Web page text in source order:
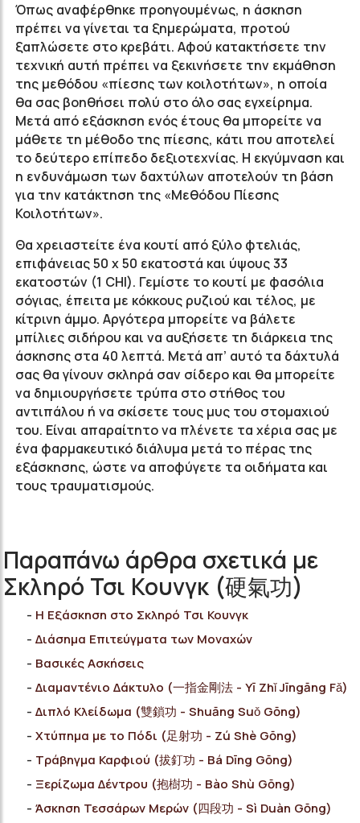
Όπως αναφέρθηκε προηγουμένως, η άσκηση
πρέπει να γίνεται τα ξημερώματα, προτού
ξαπλώσετε στο κρεβάτι. Αφού κατακτήσετε την
τεχνική αυτή πρέπει να ξεκινήσετε την εκμάθηση
της μεθόδου «πίεσης των κοιλοτήτων», η οποία
θα σας βοηθήσει πολύ στο όλο σας εγχείρημα.
Μετά από εξάσκηση ενός έτους θα μπορείτε να
μάθετε τη μέθοδο της πίεσης, κάτι που αποτελεί
το δεύτερο επίπεδο δεξιοτεχνίας. Η εκγύμναση και
η ενδυνάμωση των δαχτύλων αποτελούν τη βάση
για την κατάκτηση της «Μεθόδου Πίεσης
Κοιλοτήτων».
Θα χρειαστείτε ένα κουτί από ξύλο φτελιάς,
επιφάνειας 50 x 50 εκατοστά και ύψους 33
εκατοστών (1 CHI). Γεμίστε το κουτί με φασόλια
σόγιας, έπειτα με κόκκους ρυζιού και τέλος, με
κίτρινη άμμο. Αργότερα μπορείτε να βάλετε
μπίλιες σιδήρου και να αυξήσετε τη διάρκεια της
άσκησης στα 40 λεπτά. Μετά απ’ αυτό τα δάχτυλά
σας θα γίνουν σκληρά σαν σίδερο και θα μπορείτε
να δημιουργήσετε τρύπα στο στήθος του
αντιπάλου ή να σκίσετε τους μυς του στομαχιού
του. Είναι απαραίτητο να πλένετε τα χέρια σας με
ένα φαρμακευτικό διάλυμα μετά το πέρας της
εξάσκησης, ώστε να αποφύγετε τα οιδήματα και
τους τραυματισμούς.
Παραπάνω άρθρα σχετικά με
Σκληρό Τσι Κουνγκ (硬氣功)
Η Εξάσκηση στο Σκληρό Τσι Κουνγκ
Διάσημα Επιτεύγματα των Μοναχών
Bασικές Ασκήσεις
Διαμαντένιο Δάκτυλο (一指金剛法 - Yī Zhǐ Jīngāng Fǎ)
Διπλό Κλείδωμα (雙鎖功 - Shuāng Suǒ Gōng)
Χτύπημα με το Πόδι (足射功 - Zú Shè Gōng)
Τράβηγμα Καρφιού (拔釘功 - Bá Dīng Gōng)
Ξερίζωμα Δέντρου (抱樹功 - Bào Shù Gōng)
Άσκηση Τεσσάρων Μερών (四段功 - Sì Duàn Gōng)